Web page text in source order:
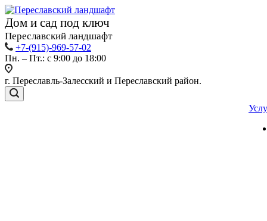
Дом и сад под ключ
Переславский ландшафт
+7-(915)-969-57-02
Пн. – Пт.: с 9:00 до 18:00
г. Переславль-Залесский и Переславский район.